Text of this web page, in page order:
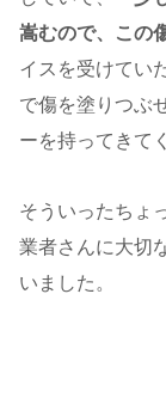
嵩むので、この
イスを受けてい
で傷を塗りつぶ
ーを持ってきて
そういったちょ
業者さんに大切
いました。